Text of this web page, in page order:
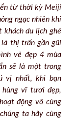
từ thời kỳ Meiji
ngạc nhiên khi
du lịch ghé
thị trấn gần gũi
vẻ đẹp 4 mùa
sẽ là một trong
vị nhất, khi bạn
hùng vĩ tươi đẹp,
động vô cùng
ta hãy cùng